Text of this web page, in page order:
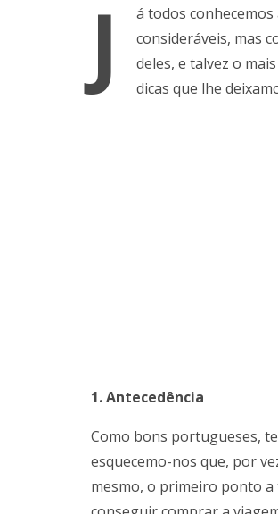
J
á todos
consideráveis, mas
deles, e talvez o
dicas que lhe
1. Antecedência
Como bons portugueses,
esquecemo-nos que, por
mesmo, o primeiro ponto a